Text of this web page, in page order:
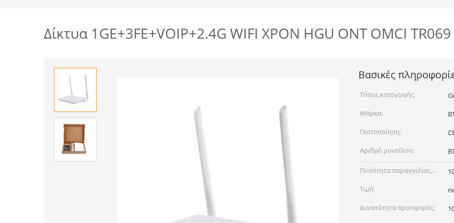
Δίκτυα 1GE+3FE+VOIP+2.4G WIFI XPON HGU ONT OMCI
Βασικές
Τόπος καταγωγής:
Μάρκα:
Πιστοποίηση:
Αριθμό μοντέλου:
Ποσότητα παραγγελίας
min:
Τιμή:
Δυνατότητα προσφοράς: